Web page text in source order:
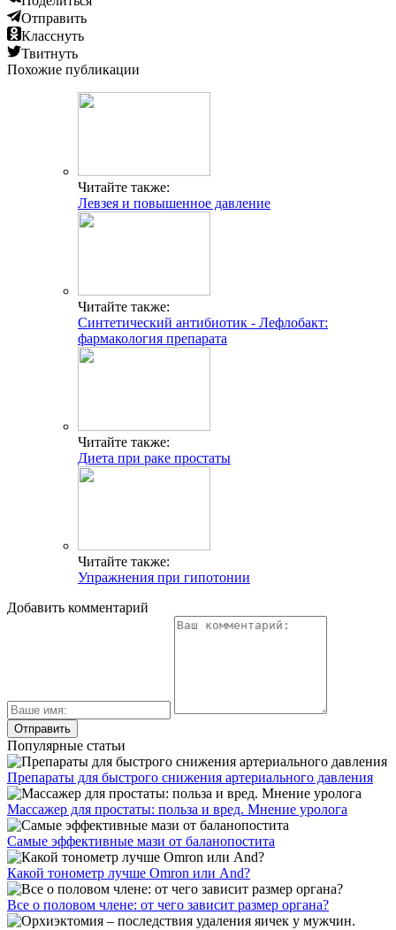
Отправить
Класснуть
Твитнуть
Похожие публикации
Читайте также:
Левзея и повышенное давление
Читайте также:
Синтетический антибиотик - Лефлобакт:
фармакология препарата
Читайте также:
Диета при раке простаты
Читайте также:
Упражнения при гипотонии
Добавить комментарий
Популярные статьи
Препараты для быстрого снижения артериального давления
Массажер для простаты: польза и вред. Мнение уролога
Самые эффективные мази от баланопостита
Какой тонометр лучше Omron или And?
Все о половом члене: от чего зависит размер органа?